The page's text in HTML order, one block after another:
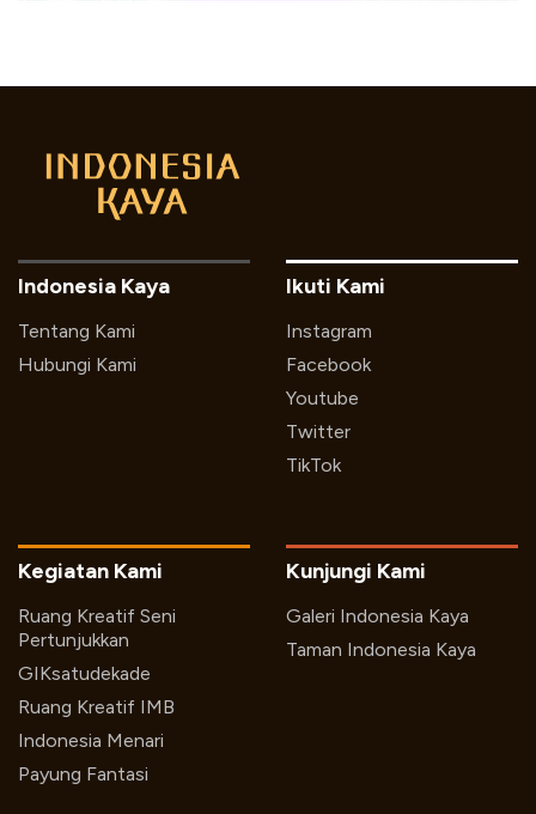
Indonesia Kaya
Tentang Kami
Hubungi Kami
Ikuti Kami
Instagram
Facebook
Youtube
Twitter
TikTok
Kegiatan Kami
Ruang Kreatif Seni
Pertunjukkan
GIKsatudekade
Ruang Kreatif IMB
Indonesia Menari
Payung Fantasi
Kunjungi Kami
Galeri Indonesia Kaya
Taman Indonesia Kaya